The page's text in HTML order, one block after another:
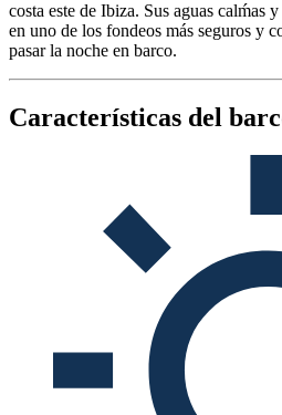
costa este de Ibiza. Sus aguas calḿas
en uno de los fondeos más seguros y
pasar la noche en barco.
Características del